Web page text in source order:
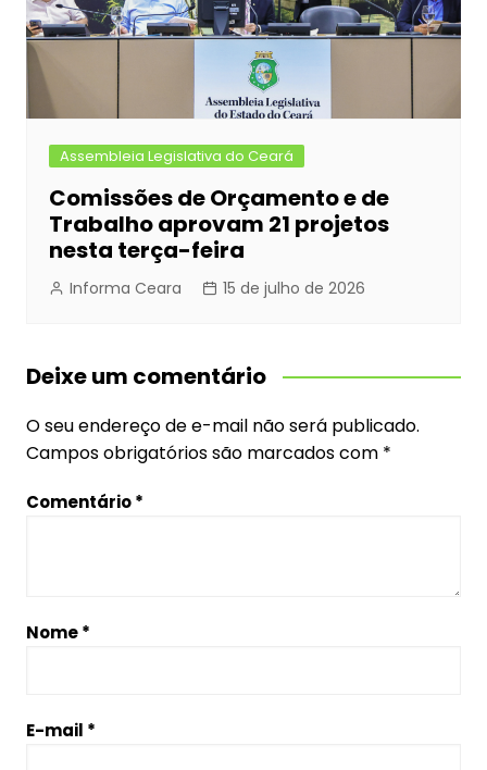
Assembleia Legislativa do Ceará
Comissões de Orçamento e de
Trabalho aprovam 21 projetos
nesta terça-feira
Informa Ceara 15 de julho de 2026
Deixe um comentário
O seu endereço de e-mail não será publicado.
Campos obrigatórios são marcados com *
Comentário*
Nome*
E-mail *